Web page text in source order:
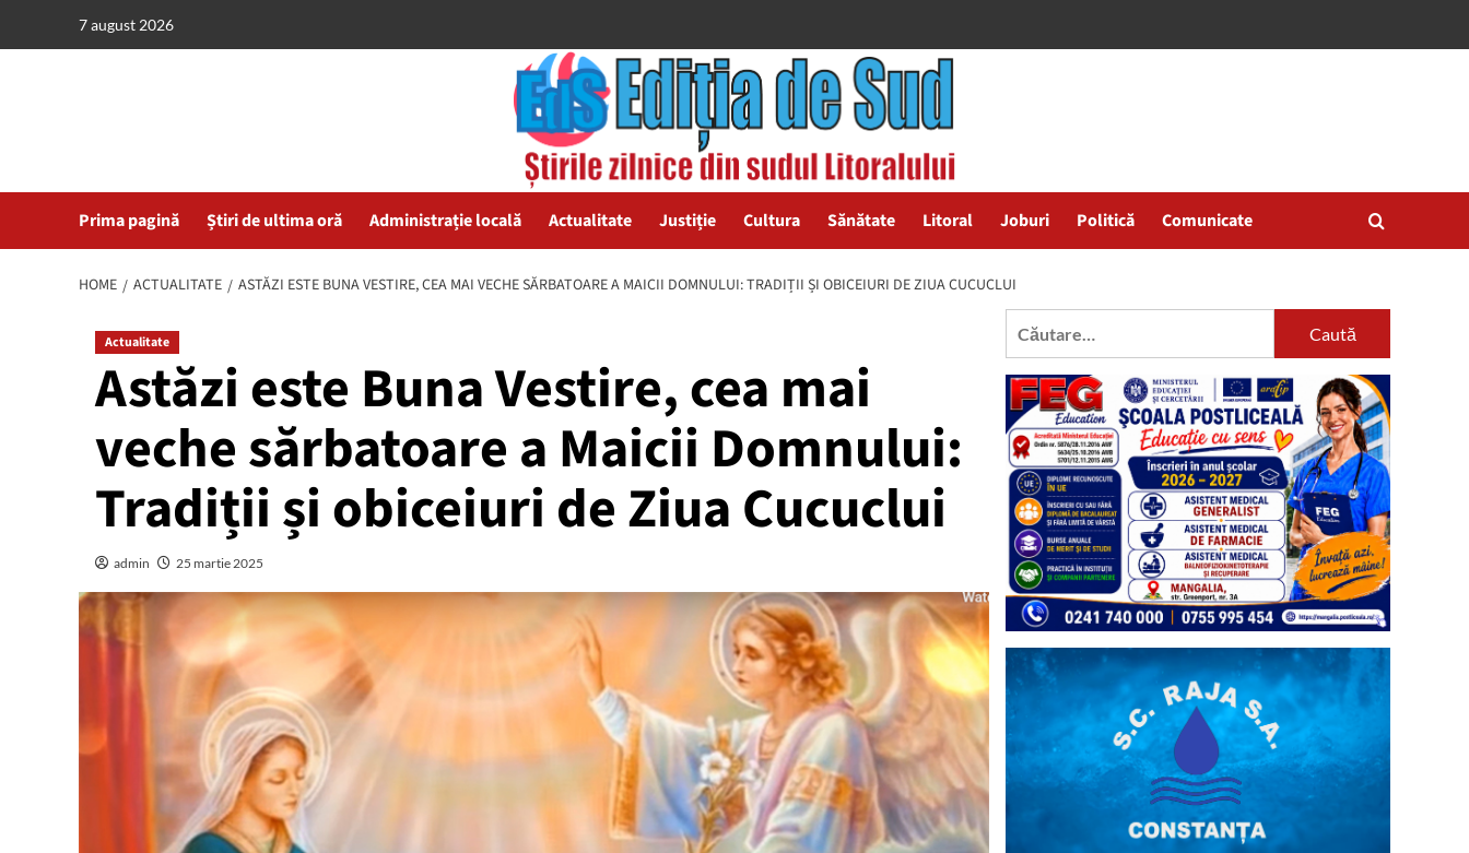
7 august 2026
Prima pagină Știri de ultima oră Administrație locală Actualitate Justiție Cultura Sănătate Litoral Joburi Politică Comunicate
HOME ACTUALITATE ASTĂZI ESTE BUNA VESTIRE, CEA MAI VECHE SĂRBATOARE A MAICII DOMNULUI: TRADIȚII ȘI OBICEIURI DE ZIUA CUCUCLUI
Actualitate
Astăzi este Buna Vestire, cea mai
veche sărbatoare a Maicii Domnului:
Tradiții și obiceiuri de Ziua Cucuclui
admin 25 martie 2025
Caută